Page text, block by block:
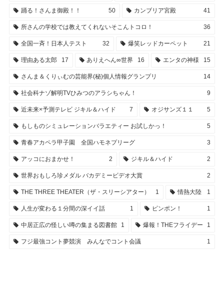
踊る！さんま御殿！！ 50 カンブリア宮殿 41
所さんの学校では教えてくれないそこんトコロ！ 36
全国一斉！日本人テスト 32 爆笑レッドカーペット 21
理由ある太郎 17 ありえへん∞世界 16 エンタの神様 15
さんま＆くりぃむの芸能界(秘)個人情報グランプリ 14
社会科ナゾ解明TVひみつのアラシちゃん！ 9
近未来×予測テレビ ジキル＆ハイド 7 オジサンズ１１ 5
もしものシミュレーションバラエティー お試しかっ！ 5
青春アカペラ甲子園 全国ハモネプリーグ 3
アッコにおまかせ！ 2 ジキル＆ハイド 2
世界おもしろ珍メダル バカデミービデオ大賞 2
THE THREE THEATER（ザ・スリーシアター） 1 情熱大陸 1
人生が変わる１分間の深イイ話 1 ピンポン！ 1
中居正広の怪しい噂の集まる図書館 1 爆報！THEフライデー 1
フジ最強コント夢競演 みんなでコント会議 1